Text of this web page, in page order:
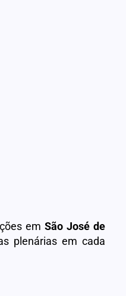
em São José de
plenárias em cada